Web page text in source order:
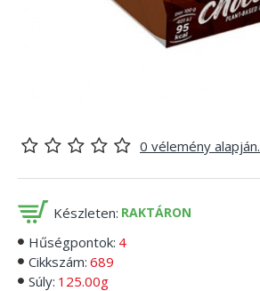
0 vélemény alapján.
Készleten: RAKTÁRON
Hűségpontok: 4
Cikkszám: 689
Súly: 125.00g